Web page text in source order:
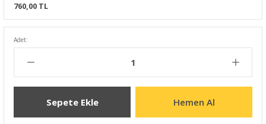
760,00 TL
Adet:
Sepete Ekle Hemen Al